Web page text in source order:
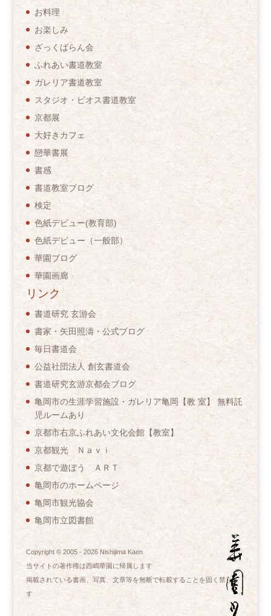
お料理
お楽しみ
ざっくばらん会
ふれあい書道教室
ガレリア書道教室
スタジオ・ビオス書道教室
京都展
大好きカフェ
戀華書展
書感
書道教室ブログ
検定
色紙デビュー(教育部)
色紙デビュー（一般部）
華園ブログ
華園画廊
リンク
書道研究 玄游会
書家・矢田照濤・公式ブログ
毎日書道会
公益社団法人 創玄書道会
書道研究玄游京都会ブログ
亀岡市の生涯学習施設・ガレリア亀岡【教 室】 無料託
児ルームあり
京都市右京ふれあい文化会館【教室】
京都観光 Ｎａｖｉ
京都で遊ぼう ＡＲＴ
亀岡市のホームページ
亀岡市観光協会
亀岡市立図書館
Copyright © 2005 - 2026Nishijima Kaen
当サイトの著作権は西嶋華園に帰属します
掲載されている書画、写真、文章等を無断で転載することを固く禁じま
す